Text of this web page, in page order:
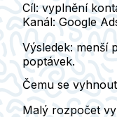
Cíl: vyplnění
Kanál: Google
Výsledek: menší
poptávek.
Čemu se
Malý rozpočet